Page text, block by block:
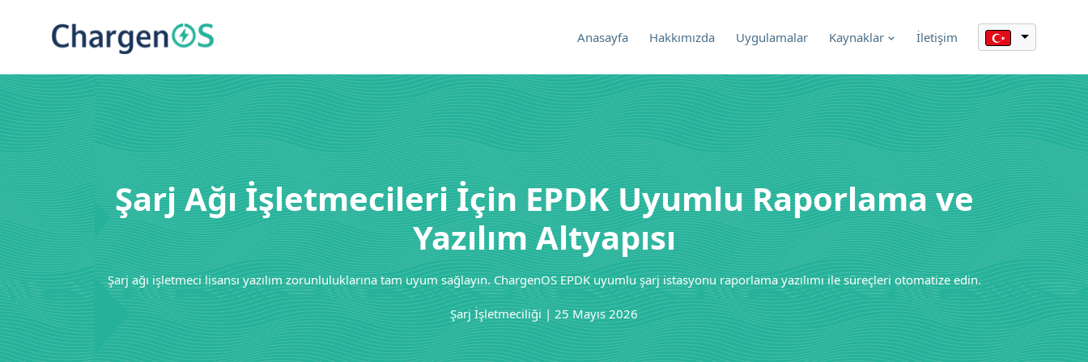
Anasayfa Hakkımızda Uygulamalar Kaynaklar İletişim
Şarj Ağı İşletmecileri İçin EPDK Uyumlu Raporlama ve
Yazılım Altyapısı
Şarj ağı işletmeci lisansı yazılım zorunluluklarına tam uyum sağlayın. ChargenOS EPDK uyumlu şarj istasyonu raporlama yazılımı ile süreçleri otomatize edin.
Şarj İşletmeciliği | 25 Mayıs 2026